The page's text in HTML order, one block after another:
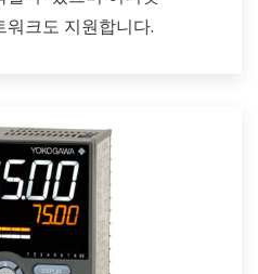
크도 지원합니다.